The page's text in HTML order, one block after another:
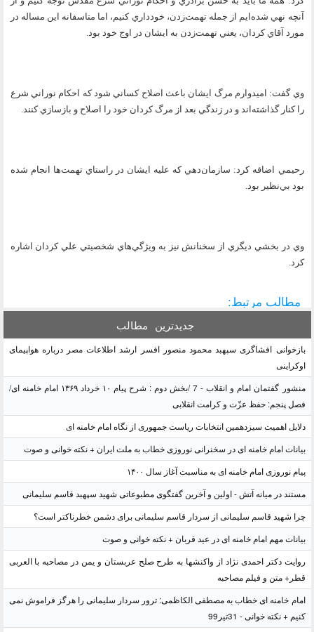
آنچه نهي شده‌ايم از جمله تهمت‌زدن، خودداري كنيم، اما متاسفانه اين مساله در
مورد آقاي كردان، يعني تهمت‌زدن به ايشان در اوج خود بود.
وي گفت: اميدوارم مرگ ايشان باعث اصلاح كساني شود كه احكام نوراني شرع
را كنار گذاشته‌اند و در زندگي بعد از مرگ كردان خود را اصلاح و بازسازي كنند.
رحيمي اضافه كرد: سازمان‌دهي كه عليه ايشان در راستاي تهمت‌ها انجام شده
بود بي‌نظير بود.
وي در بخشي ديگري از سخنانش نيز به ويژگي‌هاي شخصيتي علي كردان اشاره
كرد.
مطالب مرتبط:
جدیدترین مطالب
بازخوانی افشاگری سپهبد محمود منصور افسر ارشد اطلاعات مصر درباره هواپیمای
اوکراینی
منشور گفتمان امام و انقلاب - 7 /بخش دوم : شرح پیام ۱۰ خرداد ۱۳۶۹ امام خامنه ای/
فصل پنجم: حفظ عزّت و کرامت انقلابی
دلایل اهمیت سیزدهمین انتخابات ریاست جمهوری از نگاه امام خامنه ای
بیانات امام خامنه ای در سخنرانی نوروزی خطاب به ملت ایران + نکته خوانی و صوت
پیام نوروزی امام خامنه ای به مناسبت آغاز سال ۱۴۰۰
مستند در میانه آتش - اولین و آخرین گفتگوی مطبوعاتی شهید سپهبد قاسم سلیمانی
چرا شهید قاسم سلیمانی از سردار قاسم سلیمانی برای دشمن خطرناکتر است؟
بیانات مهم امام خامنه ای در عید قربان + نکته خوانی و صوت
روایت دکتر احمدی نژاد از واکنشها به طرح صلح عربستان و یمن در مصاحبه با العربی
قطر+ متن و فیلم مصاحبه
امام خامنه ای خطاب به مصطفی الکاظمی: ترور سردار سلیمانی را هرگز فراموش نمی
کنیم + نکته خوانی - 31تیر99